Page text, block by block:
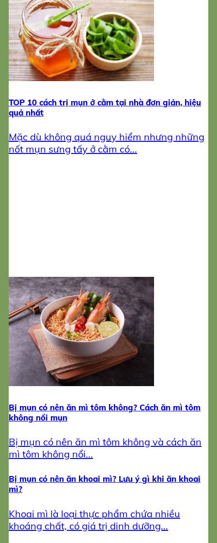
TOP 10 cách trị mụn ở cằm tại nhà đơn giản, hiệu
quả nhất
Mặc dù không quá nguy hiểm nhưng những
nốt mụn sưng tấy ở cằm có...
Bị mụn có nên ăn mì tôm không? Cách ăn mì tôm
không nổi mụn
Bị mụn có nên ăn mì tôm không và cách ăn
mì tôm không nổi...
Bị mụn có nên ăn khoai mì? Lưu ý gì khi ăn khoai
mì?
Khoai mì là loại thực phẩm chứa nhiều
khoáng chất, có giá trị dinh dưỡng...